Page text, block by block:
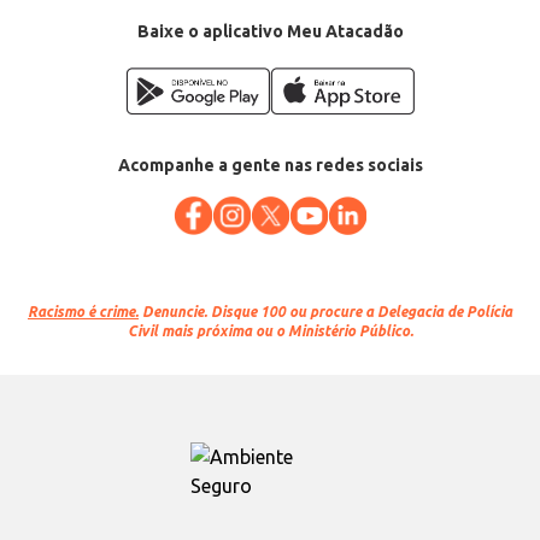
Categoria: Polpa de fruta
EAN: 7896473410162
Baixe o aplicativo Meu Atacadão
Acompanhe a gente nas redes sociais
Racismo é crime. Denuncie. Disque 100 ou procure a Delegacia de Polícia
Civil mais próxima ou o Ministério Público.